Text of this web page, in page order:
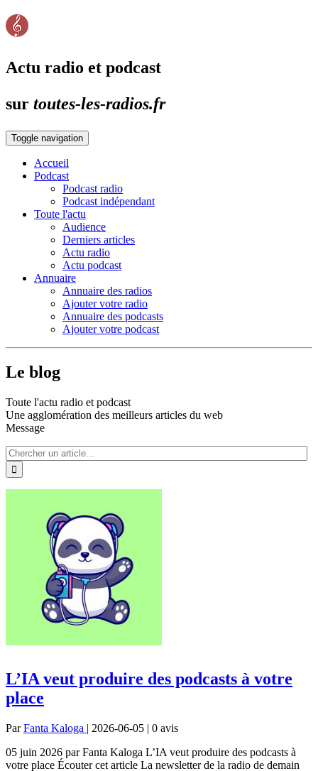
Actu radio et podcast
sur toutes-les-radios.fr
Toggle navigation
Accueil
Podcast
Podcast radio
Podcast indépendant
Toute l'actu
Audience
Derniers articles
Actu radio
Actu podcast
Annuaire
Annuaire des radios
Ajouter votre radio
Annuaire des podcasts
Ajouter votre podcast
Le blog
Toute l'actu radio et podcast
Une agglomération des meilleurs articles du web
Message
L’IA veut produire des podcasts à votre
place
ParFanta Kaloga | 2026-06-05 | 0 avis
05 juin 2026 par Fanta Kaloga L’IA veut produire des podcasts à
votre place Écouter cet article La newsletter de la radio de demain